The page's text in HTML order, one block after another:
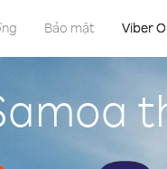
Bảo mật Viber